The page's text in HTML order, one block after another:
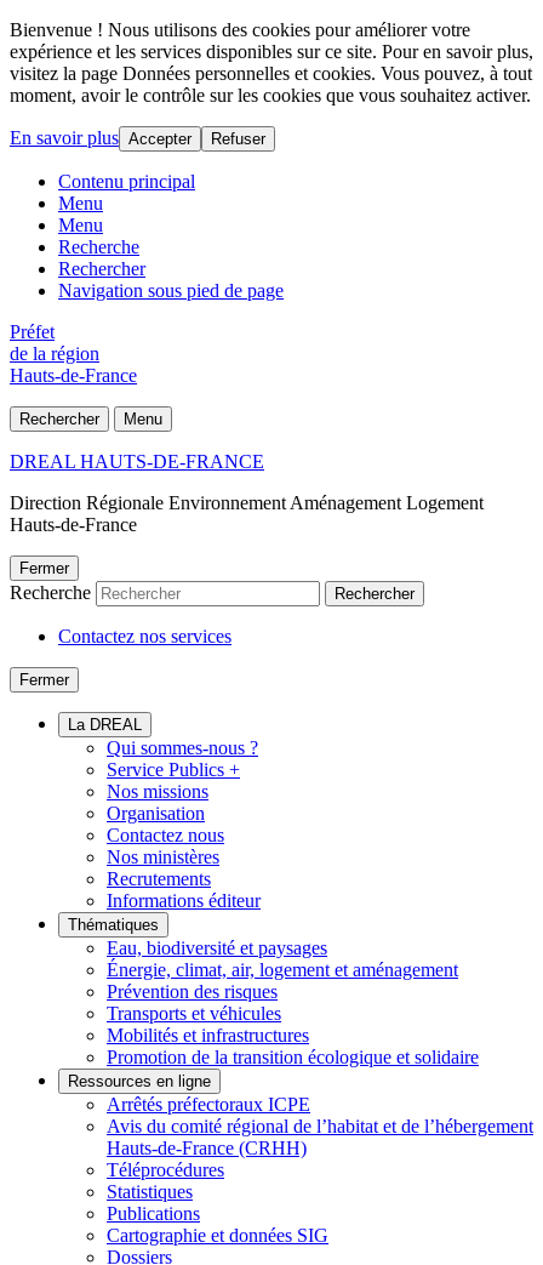
Bienvenue ! Nous utilisons des cookies pour améliorer votre
expérience et les services disponibles sur ce site. Pour en savoir plus,
visitez la page Données personnelles et cookies. Vous pouvez, à tout
moment, avoir le contrôle sur les cookies que vous souhaitez activer.
En savoir plus Accepter Refuser
Contenu principal
Menu
Menu
Recherche
Rechercher
Navigation sous pied de page
Préfet
de la région
Hauts-de-France
Rechercher Menu
DREAL HAUTS-DE-FRANCE
Direction Régionale Environnement Aménagement Logement
Hauts-de-France
Fermer
Recherche Rechercher
Contactez nos services
Fermer
La DREAL
Qui sommes-nous ?
Service Publics +
Nos missions
Organisation
Contactez nous
Nos ministères
Recrutements
Informations éditeur
Thématiques
Eau, biodiversité et paysages
Énergie, climat, air, logement et aménagement
Prévention des risques
Transports et véhicules
Mobilités et infrastructures
Promotion de la transition écologique et solidaire
Ressources en ligne
Arrêtés préfectoraux ICPE
Avis du comité régional de l’habitat et de l’hébergement
Hauts-de-France (CRHH)
Téléprocédures
Statistiques
Publications
Cartographie et données SIG
Dossiers